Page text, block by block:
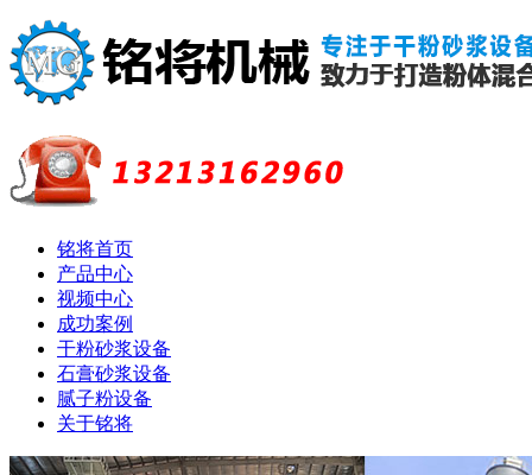
铭将首页
产品中心
视频中心
成功案例
干粉砂浆设备
石膏砂浆设备
腻子粉设备
关于铭将